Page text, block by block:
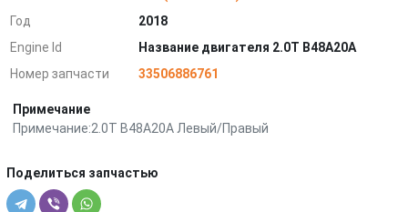
Год
2018
Engine Id
Название двигателя 2.0T B48A20A
Номер запчасти
33506886761
Примечание
Примечание:2.0T B48A20A Левый/Правый
Поделиться запчастью